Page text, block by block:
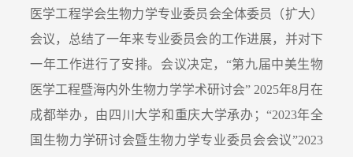
医学工程学会生物力学专业委员会全体委员（扩大）
会议，总结了一年来专业委员会的工作进展，并对下
一年工作进行了安排。会议决定， “第九届中美生物
医学工程暨海内外生物力学学术研讨会” 2025年8月在
成都举办，由四川大学和重庆大学承办；“2023年全
国生物力学研讨会暨生物力学专业委员会会议”2023